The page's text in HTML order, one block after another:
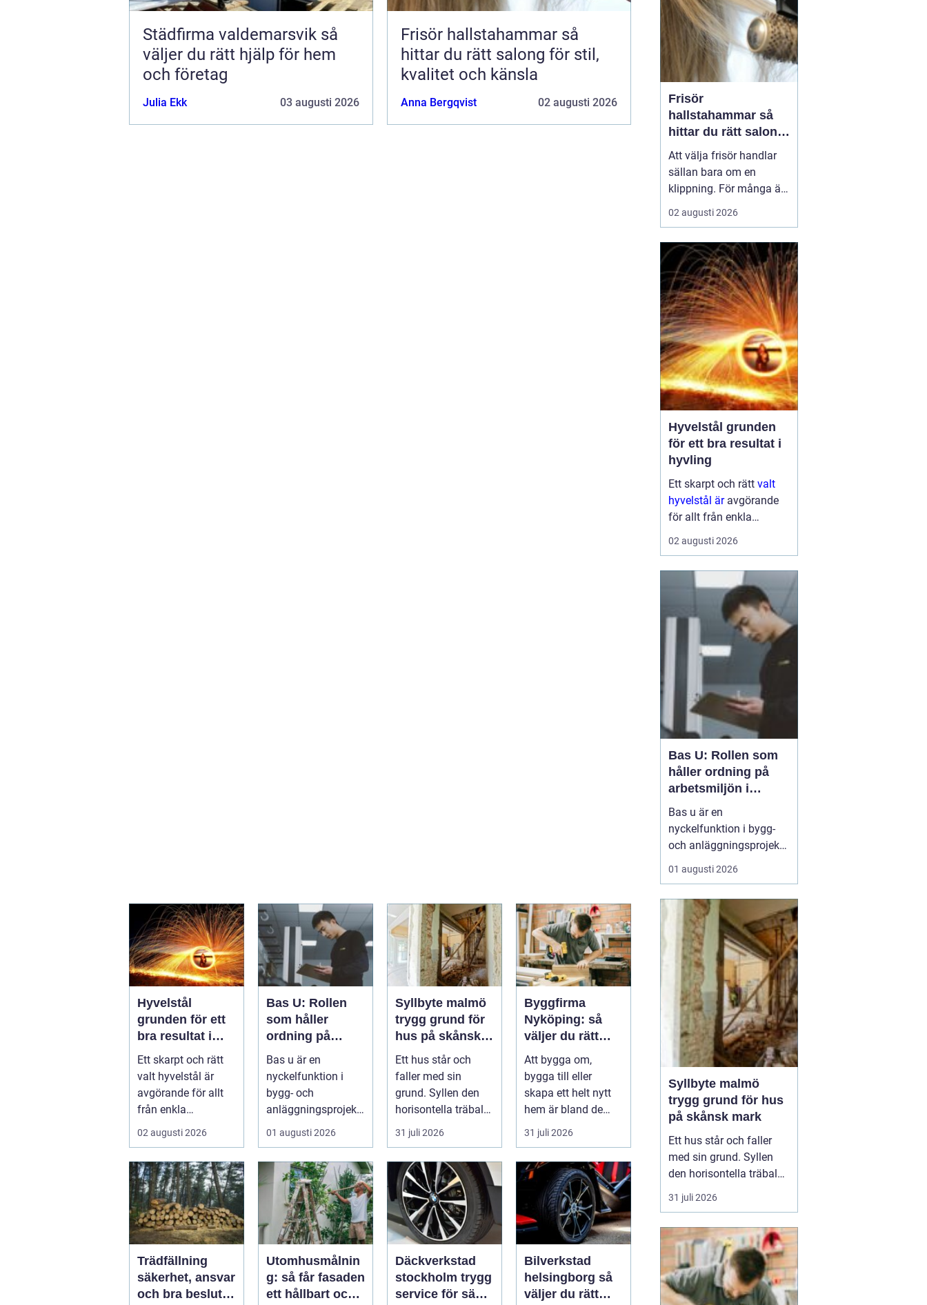
Städfirma valdemarsvik så
väljer du rätt hjälp för hem
och företag
Julia Ekk 03 augusti 2026
Frisör hallstahammar så
hittar du rätt salong för stil,
kvalitet och känsla
Anna Bergqvist 02 augusti 2026
Hyvelstål
grunden för ett
bra resultat i
hyvling
Ett skarpt och rätt
valt hyvelstål är
avgörande för allt
från enkla
hobbyprojekt i
02 augusti 2026
Bas U: Rollen
som håller
ordning på
arbetsmiljön i
byggprojekt
Bas u är en
nyckelfunktion i
bygg- och
anläggningsprojekt,
med ansvar för att
01 augusti 2026
Syllbyte malmö
trygg grund för
hus på skånsk
mark
Ett hus står och
faller med sin
grund. Syllen den
horisontella träbalk
som bär upp
31 juli 2026
Byggfirma
Nyköping: så
väljer du rätt
partner för ditt
projekt
Att bygga om,
bygga till eller
skapa ett helt nytt
hem är bland de
största
31 juli 2026
Trädfällning
säkerhet, ansvar
och bra beslut i
Utomhusmålnin
g: så får fasaden
ett hållbart och
Däckverkstad
stockholm trygg
service för säkra
Bilverkstad
helsingborg så
väljer du rätt
Frisör
hallstahammar så
hittar du rätt salong
för stil, kvalitet och
känsla
Att välja frisör handlar
sällan bara om en
klippning. För många är
besöket en paus i
vardagen, ett sätt att
ibland ett viktigt
förberedande steg inför
ett stort ögonblick i livet.
I en mindre ort som
Hallstahammar blir valet
a...
02 augusti 2026
Hyvelstål grunden
för ett bra resultat i
hyvling
Ett skarpt och rätt valt
hyvelstål äravgörande
för allt från enkla
hobbyprojekt i
verkstaden till
sågverk och hyvlerier.
Ytan på virket,
maskinens effektivitet
02 augusti 2026
Bas U: Rollen som
håller ordning på
arbetsmiljön i
byggprojekt
Bas u är en
nyckelfunktion i bygg-
och anläggningsprojekt,
med ansvar för att
arbetsmiljöarbetet
utförandet. Genom att
samordna entreprenörer,
hålla arbetsmiljöplanen
levande och s&aum...
01 augusti 2026
Syllbyte malmö
trygg grund för hus
på skånsk mark
Ett hus står och faller
med sin grund. Syllen
den horisontella träbalk
som bär upp väggarna
mot plattan eller
mest utsatta delarna i en
villa. I Malmö, med
fuktigt klimat, närhet till
havet och många hus
31 juli 2026